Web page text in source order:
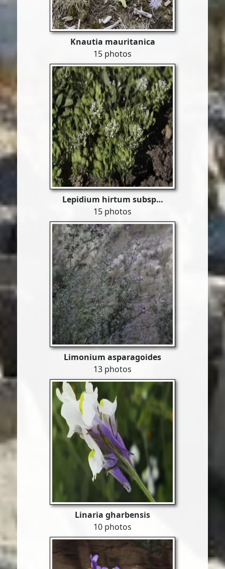
Knautia mauritanica
15 photos
Lepidium hirtum subsp…
15 photos
Limonium asparagoides
13 photos
Linaria gharbensis
10 photos